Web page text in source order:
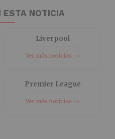
ESTA NOTICIA
Liverpool
Ver más noticias ->
Premier League
Ver más noticias ->